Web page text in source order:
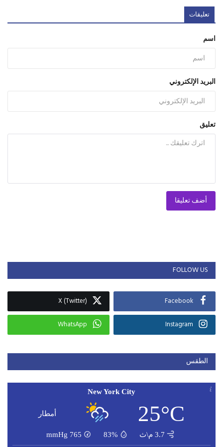
تعليقات
اسم
البريد الإلكتروني
تعليق
أضف تعليقا
FOLLOW US
Facebook
X (Twitter)
Instagram
WhatsApp
الطقس
New York City
25°C أمطار
3.7 م\ث 83%
765
mmHg